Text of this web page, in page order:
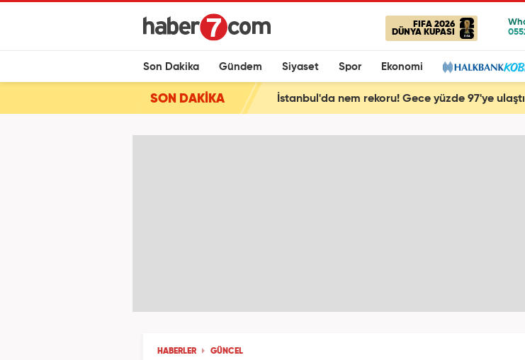
FIFA 2026
DÜNYA KUPASI
Son Dakika Gündem Siyaset Spor Ekonomi
SON DAKİKA İstanbul'da nem rekoru! Gece yüzde 97'ye ulaştı
HABERLER GÜNCEL